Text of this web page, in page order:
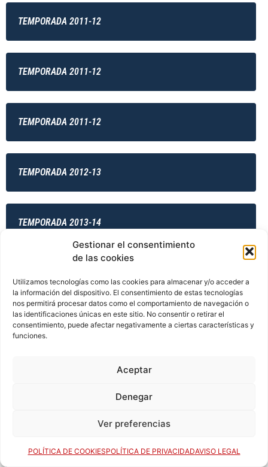
Gestionar el consentimiento
de las cookies
Utilizamos tecnologías como las cookies para almacenar y/o acceder a
la información del dispositivo. El consentimiento de estas tecnologías
nos permitirá procesar datos como el comportamiento de navegación o
las identificaciones únicas en este sitio. No consentir o retirar el
consentimiento, puede afectar negativamente a ciertas características y
funciones.
Aceptar
Denegar
Ver preferencias
POLÍTICA DE COOKIESPOLÍTICA DE PRIVACIDADAVISO LEGAL
TEMPORADA 2011-12
TEMPORADA 2011-12
TEMPORADA 2011-12
TEMPORADA 2012-13
TEMPORADA 2013-14
TEMPORADA 2014-15
TEMPORADA 2014-15